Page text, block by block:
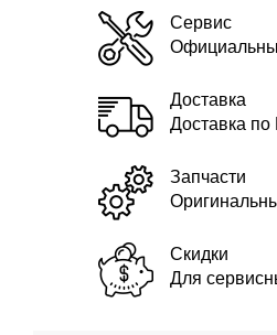
Сервис
Доставка
Доставка по
Запчасти
Скидки
Для